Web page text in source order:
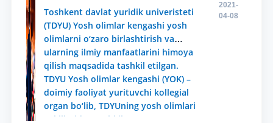
tayyorlash tizimini yanada
takomillashtirish chora-tadbirlari
to‘g‘risida”gi PQ–1990-son hamda
2017-yil 28-apreldagi “Toshkent
davlat yuridik universitetida kadrlar
tayyorlash tizimini tubdan
takomillashtirish va samaradorligini
oshirish chora-tadbirlari
Toshkent davlat yuridik univeristeti
(TDYU) Yosh olimlar kengashi yosh
olimlarni o‘zaro birlashtirish va
ularning ilmiy manfaatlarini himoya
qilish maqsadida tashkil etilgan.
TDYU Yosh olimlar kengashi (YOK) –
doimiy faoliyat yurituvchi kollegial
organ bo‘lib, TDYUning yosh olimlari
vakillaridan tashkil topgan va o‘z
2021-
04-08